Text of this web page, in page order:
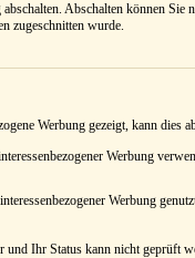
Abschalten können Sie
zugeschnitten wurde.
Werbung gezeigt, kann dies
Werbung
Werbung
und Ihr Status kann nicht geprüft